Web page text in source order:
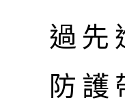
過
防護